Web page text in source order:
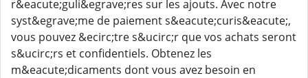
r&eacute;guli&egrave;res sur les ajouts. Avec notre
syst&egrave;me de paiement s&eacute;curis&eacute;,
vous pouvez &ecirc;tre s&ucirc;r que vos achats seront
s&ucirc;rs et confidentiels. Obtenez les
m&eacute;dicaments dont vous avez besoin en